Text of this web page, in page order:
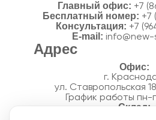
Главный офис: +7
Бесплатный номер: +7
Консультация: +7
E-mail: info@new-
Адрес
г.
ул. Ставропольская
График работы пн-